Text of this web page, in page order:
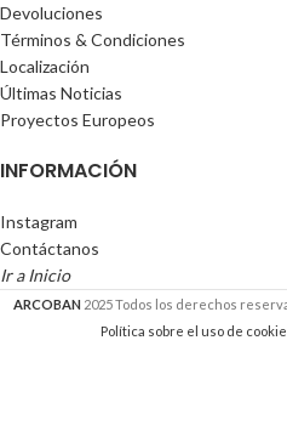
Devoluciones
Términos & Condiciones
Localización
Últimas Noticias
Proyectos Europeos
INFORMACIÓN
Instagram
Contáctanos
Ir a Inicio
ARCOBAN 2025 Todos los derechos
Política sobre el uso de